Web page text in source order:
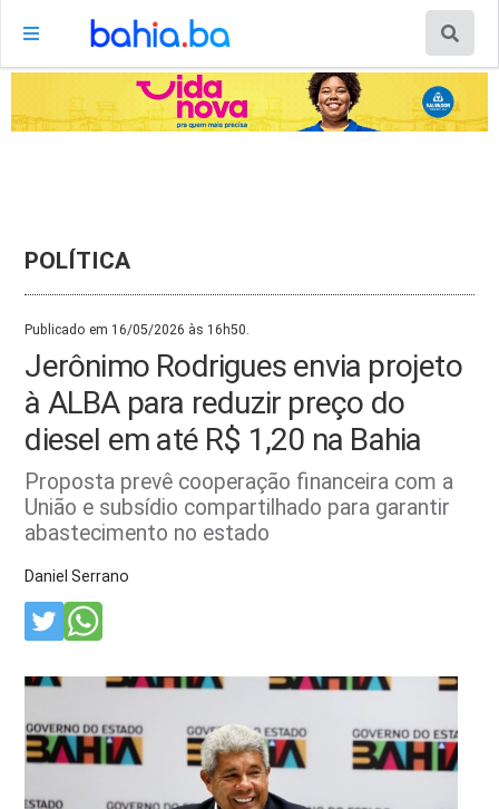
POLÍTICA
Publicado em 16/05/2026 às 16h50.
Jerônimo Rodrigues envia projeto
à ALBA para reduzir preço do
diesel em até R$ 1,20 na Bahia
Proposta prevê cooperação financeira com a
União e subsídio compartilhado para garantir
abastecimento no estado
Daniel Serrano